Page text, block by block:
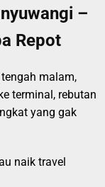
–
Repot
malam,
terminal, rebutan
yang gak
naik travel